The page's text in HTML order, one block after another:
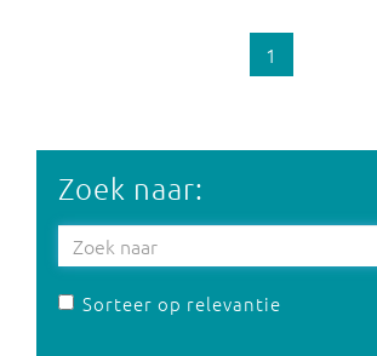
1
Zoek naar:
Sorteer op relevantie